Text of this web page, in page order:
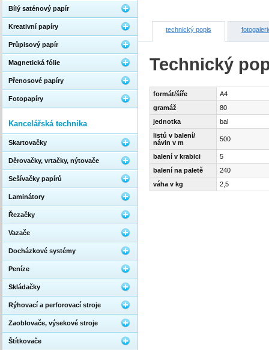
technický popis
Technický
formát/šíře
A4
gramáž
80
jednotka
bal
listů v balení/
návin v m
500
balení v krabici
5
balení na paletě
240
váha v kg
2,5
Bílý saténový papír
Kreativní papíry
Průpisový papír
Magnetická fólie
Přenosové papíry
Fotopapíry
Kancelářská technika
Skartovačky
Děrovačky, vrtačky, nýtovače
Sešívačky papírů
Laminátory
Řezačky
Vazače
Docházkové systémy
Peníze
Skládačky
Rýhovací a perforovací stroje
Zaoblovače, výsekové stroje
Štítkovače